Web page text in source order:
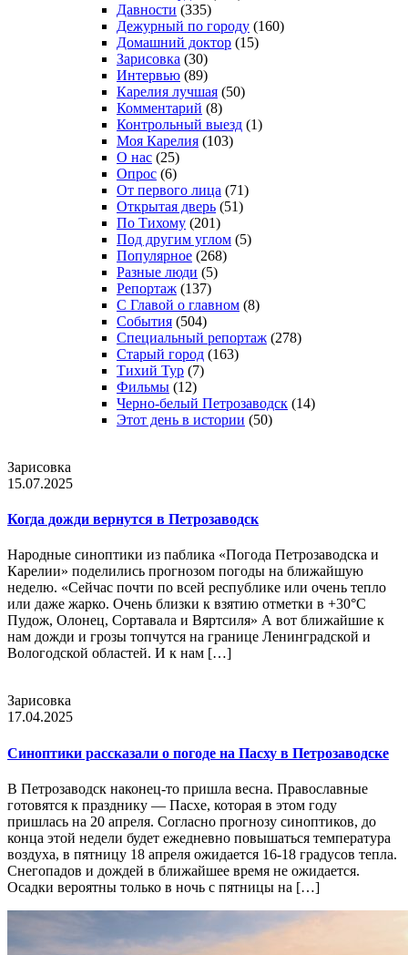
Давности (335)
Дежурный по городу (160)
Домашний доктор (15)
Зарисовка (30)
Интервью (89)
Карелия лучшая (50)
Комментарий (8)
Контрольный выезд (1)
Моя Карелия (103)
О нас (25)
Опрос (6)
От первого лица (71)
Открытая дверь (51)
По Тихому (201)
Под другим углом (5)
Популярное (268)
Разные люди (5)
Репортаж (137)
С Главой о главном (8)
События (504)
Специальный репортаж (278)
Старый город (163)
Тихий Тур (7)
Фильмы (12)
Черно-белый Петрозаводск (14)
Этот день в истории (50)
Зарисовка
15.07.2025
Когда дожди вернутся в Петрозаводск
Народные синоптики из паблика «Погода Петрозаводска и
Карелии» поделились прогнозом погоды на ближайшую
неделю. «Сейчас почти по всей республике или очень тепло
или даже жарко. Очень близки к взятию отметки в +30°С
Пудож, Олонец, Сортавала и Вяртсиля» А вот ближайшие к
нам дожди и грозы топчутся на границе Ленинградской и
Вологодской областей. И к нам […]
Зарисовка
17.04.2025
Синоптики рассказали о погоде на Пасху в Петрозаводске
В Петрозаводск наконец-то пришла весна. Православные
готовятся к празднику — Пасхе, которая в этом году
пришлась на 20 апреля. Согласно прогнозу синоптиков, до
конца этой недели будет ежедневно повышаться температура
воздуха, в пятницу 18 апреля ожидается 16-18 градусов тепла.
Снегопадов и дождей в ближайшее время не ожидается.
Осадки вероятны только в ночь с пятницы на […]